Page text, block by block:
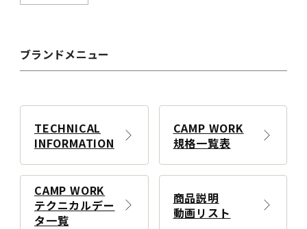
ブランドメニュー
TECHNICAL
INFORMATION
CAMP WORK
規格一覧表
CAMP WORK
テクニカルデー
タ一覧
商品説明
動画リスト